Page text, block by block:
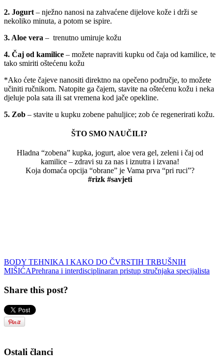
2. Jogurt – nježno nanosi na zahvaćene dijelove kože i drži se
nekoliko minuta, a potom se ispire.
3. Aloe vera – trenutno umiruje kožu
4. Čaj od kamilice – možete napraviti kupku od čaja od kamilice, te
tako smiriti oštećenu kožu
*Ako ćete čajeve nanositi direktno na opečeno područje, to možete
učiniti ručnikom. Natopite ga čajem, stavite na oštećenu kožu i neka
djeluje pola sata ili sat vremena kod jače opekline.
5. Zob – stavite u kupku zobene pahuljice; zob će regenerirati kožu.
ŠTO SMO NAUČILI?
Hladna “zobena” kupka, jogurt, aloe vera gel, zeleni i čaj od
kamilice – zdravi su za nas i iznutra i izvana!
Koja domaća opcija “obrane” je Vama prva “pri ruci”?
#rizk #savjeti
BODY TEHNIKA I KAKO DO ČVRSTIH TRBUŠNIH
MIŠIĆAPrehrana i interdisciplinaran pristup stručnjaka specijalista
Share this post?
Ostali članci